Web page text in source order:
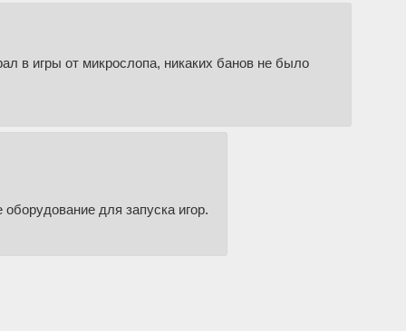
в игры от микрослопа, никаких банов не было
для запуска игор.